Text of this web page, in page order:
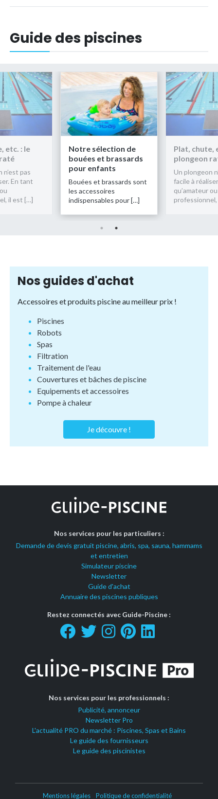
Guide des piscines
etc. : le
n’est pas
En tant
il est […]
Notre sélection de
bouées et brassards
pour enfants
Bouées et brassards sont
les accessoires
indispensables pour […]
Plat, chute,
plongeon
Un plongeon
facile à
qu’amateur ou
Nos guides d'achat
Accessoires et produits piscine au meilleur prix !
Piscines
Robots
Spas
Filtration
Traitement de l'eau
Couvertures et bâches de piscine
Equipements et accessoires
Pompe à chaleur
Je découvre !
Nos services pour les particuliers :
Demande de devis gratuit piscine, abris, spa, sauna, hammams
et entretien
Simulateur piscine
Newsletter
Guide d'achat
Annuaire des piscines publiques
Restez connectés avec Guide-Piscine :
Nos services pour les professionnels :
Publicité, annonceur
Newsletter Pro
L'actualité PRO du marché : Piscines, Spas et Bains
Le guide des fournisseurs
Le guide des piscinistes
Mentions légales Politique de confidentialité